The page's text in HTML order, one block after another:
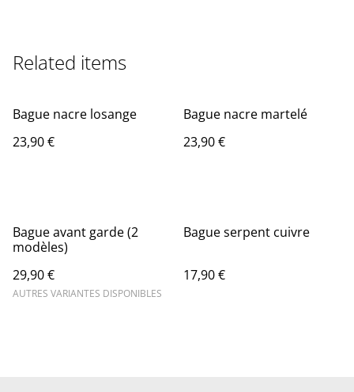
Related items
Bague nacre losange
23,90 €
Bague nacre martelé
23,90 €
Bague avant garde (2
modèles)
29,90 €
AUTRES VARIANTES DISPONIBLES
Bague serpent cuivre
17,90 €